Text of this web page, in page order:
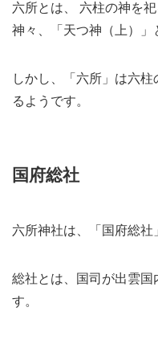
六所とは、 六柱の神を
神々、「天つ神（上）」
しかし、「六所」は六
るようです。
国府総社
六所神社は、「国府総社
総社とは、国司が出雲国
す。